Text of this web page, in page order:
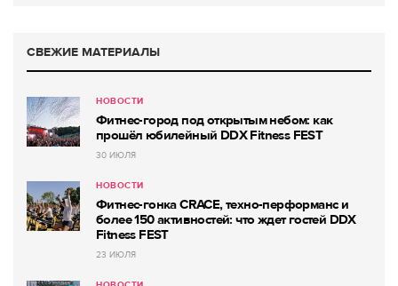
СВЕЖИЕ МАТЕРИАЛЫ
НОВОСТИ
Фитнес-город под открытым небом: как
прошёл юбилейный DDX Fitness FEST
30 ИЮЛЯ
НОВОСТИ
Фитнес-гонка CRACE, техно-перформанс и
более 150 активностей: что ждет гостей DDX
Fitness FEST
23 ИЮЛЯ